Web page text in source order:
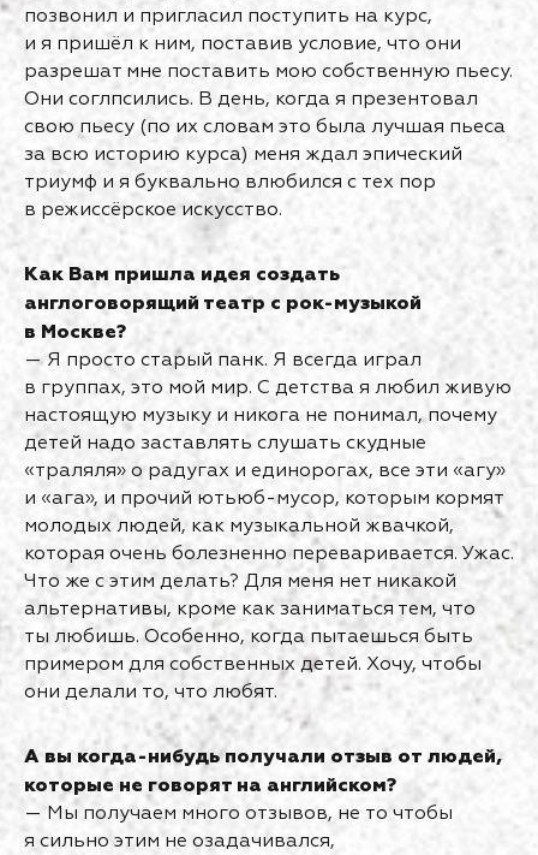
позвонил и пригласил поступить на курс,
и я пришёл к ним, поставив условие, что они
разрешат мне поставить мою собственную пьесу.
Они соглпсились. В день, когда я презентовал
свою пьесу (по их словам это была лучшая пьеса
за всю историю курса) меня ждал эпический
триумф и я буквально влюбился с тех пор
в режиссёрское искусство.
Как Вам пришла идея создать
англоговорящий театр с рок-музыкой
в Москве?
— Я просто старый панк. Я всегда играл
в группах, это мой мир. С детства я любил живую
настоящую музыку и никога не понимал, почему
детей надо заставлять слушать скудные
«траляля» о радугах и единорогах, все эти «агу»
и «ага», и прочий ютьюб-мусор, которым кормят
молодых людей, как музыкальной жвачкой,
которая очень болезненно переваривается. Ужас.
Что же с этим делать? Для меня нет никакой
альтернативы, кроме как заниматься тем, что
ты любишь. Особенно, когда пытаешься быть
примером для собственных детей. Хочу, чтобы
они делали то, что любят.
А вы когда-нибудь получали отзыв от людей,
которые не говорят на английском?
— Мы получаем много отзывов, не то чтобы
я сильно этим не озадачивался,